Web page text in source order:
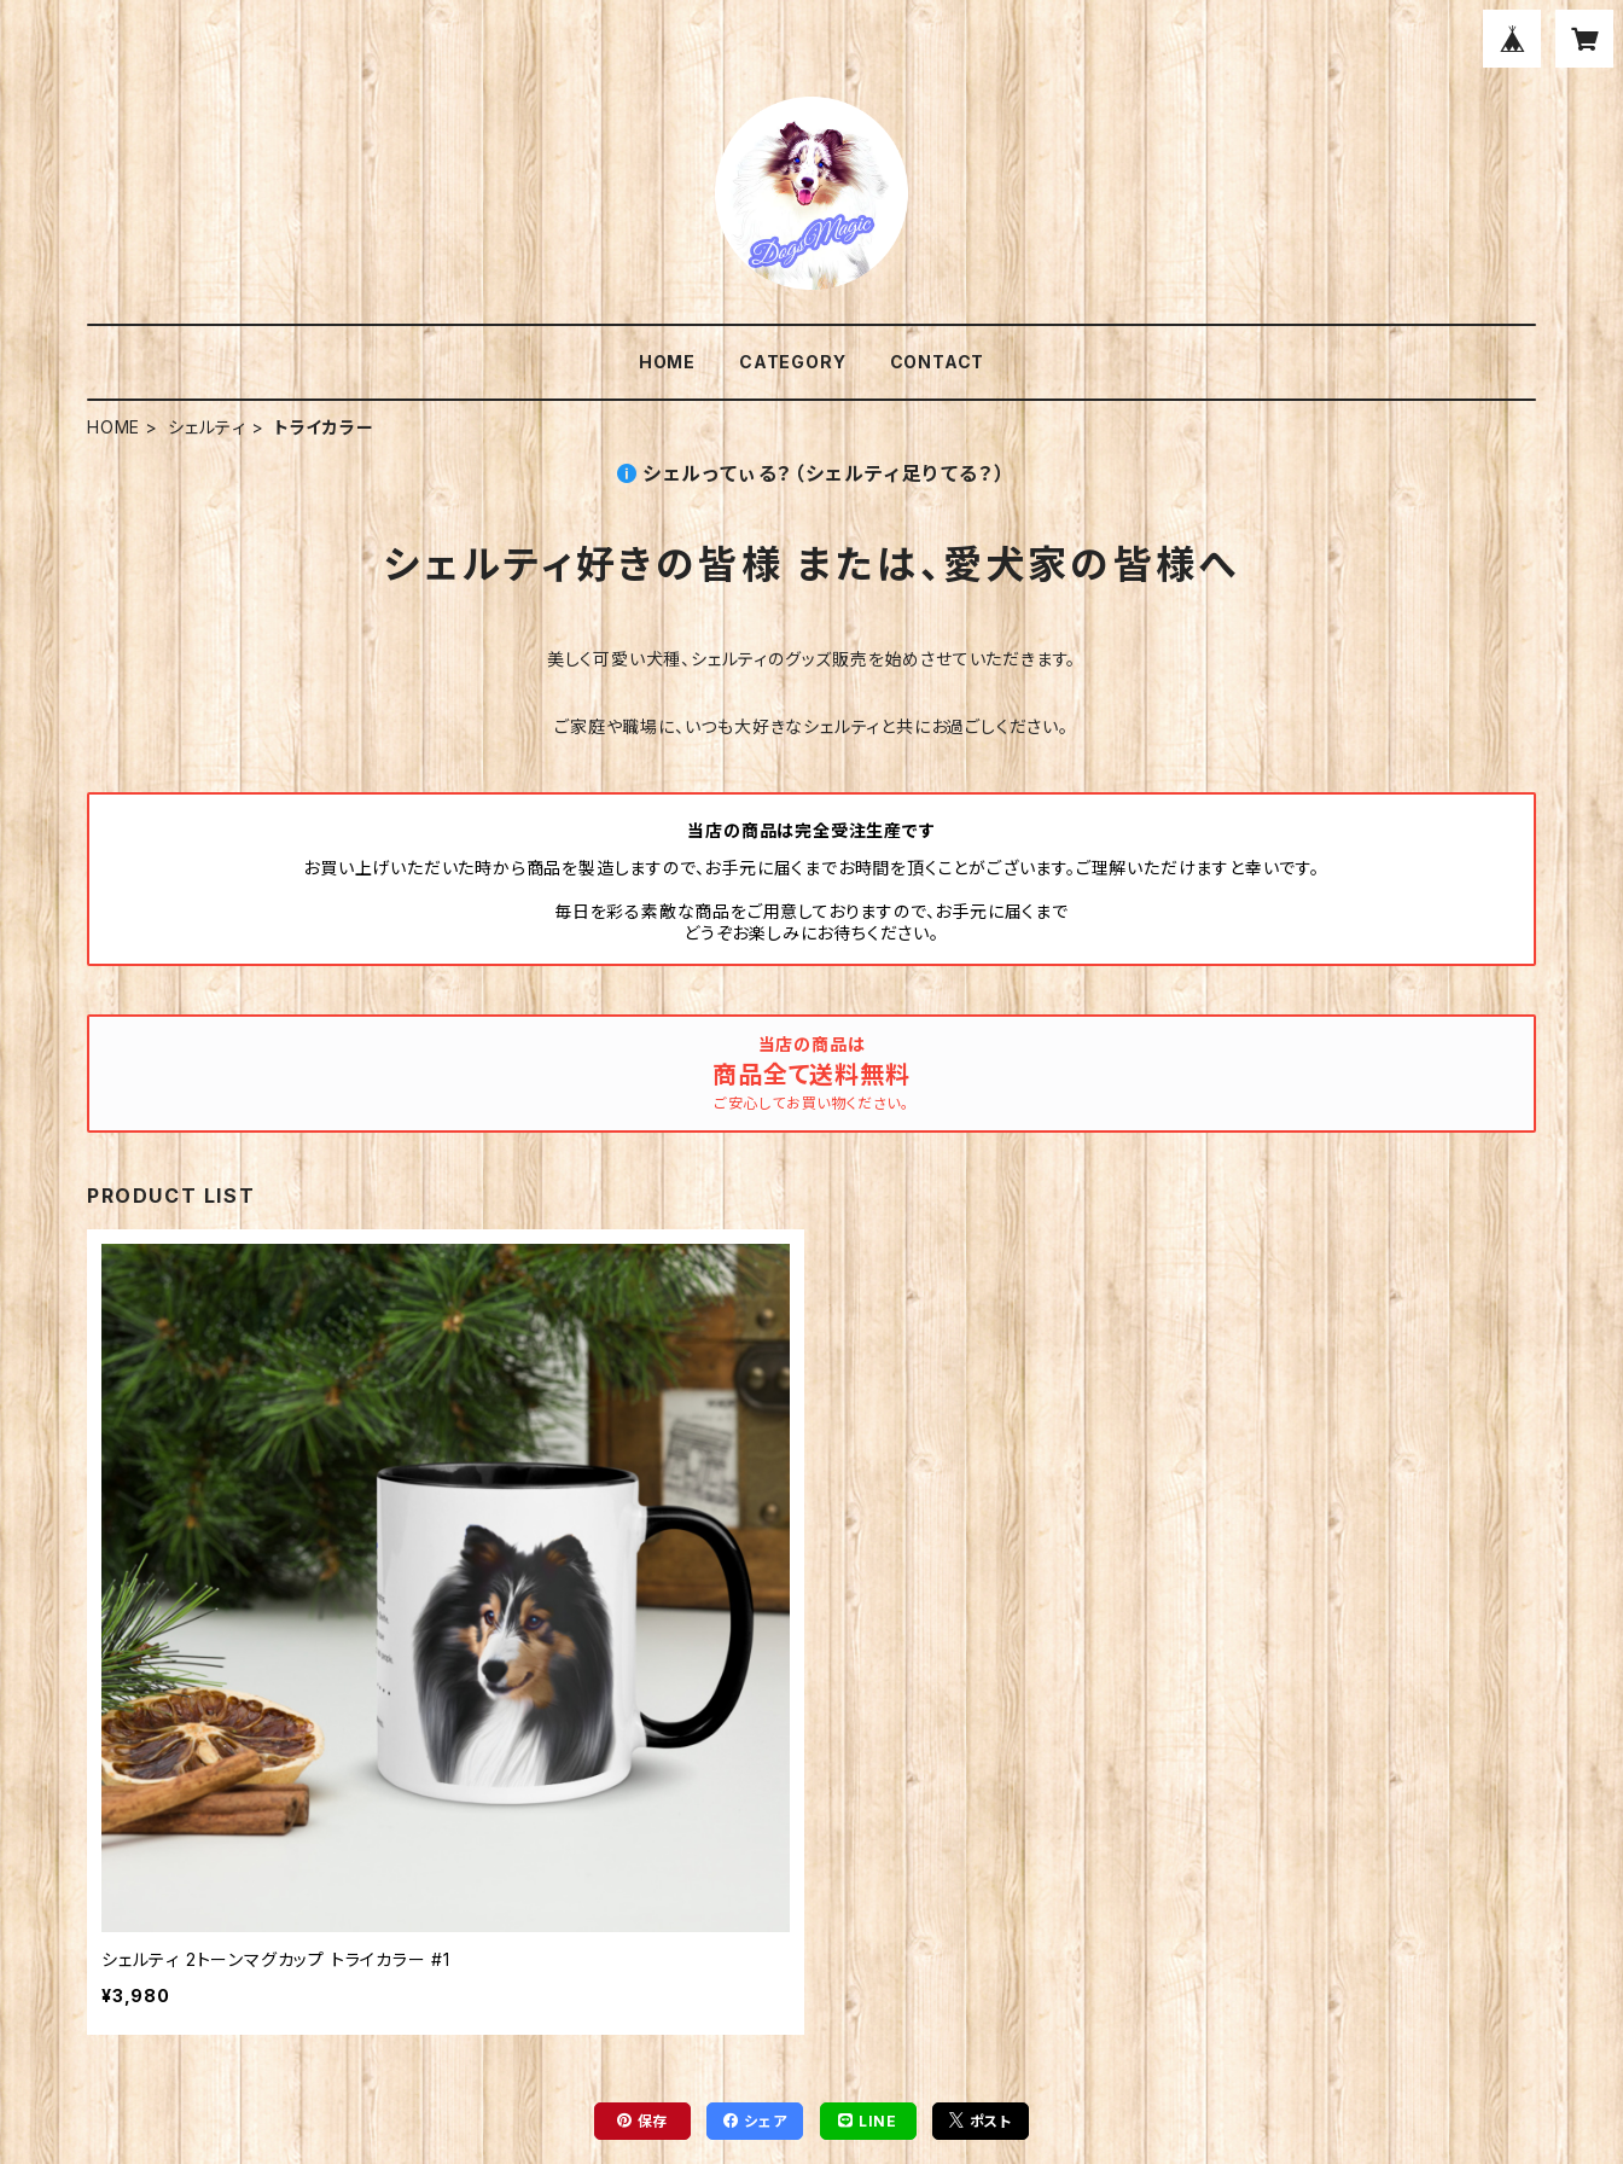
HOME CATEGORY CONTACT
HOME シェルティ トライカラー
シェルってぃる？（シェルティ足りてる？）
シェルティ好きの皆様 または、愛犬家の皆様へ
美しく可愛い犬種、シェルティのグッズ販売を始めさせていただきます。
ご家庭や職場に、いつも大好きなシェルティと共にお過ごしください。
当店の商品は完全受注生産です
お買い上げいただいた時から商品を製造しますので、お手元に届くまでお時間を頂くことがございます。ご理解いただけますと幸いです。
毎日を彩る素敵な商品をご用意しておりますので、お手元に届くまで
どうぞお楽しみにお待ちください。
当店の商品は
商品全て送料無料
ご安心してお買い物ください。
PRODUCT LIST
シェルティ 2トーンマグカップ トライカラー #1
¥3,980
保存 シェア LINE ポスト